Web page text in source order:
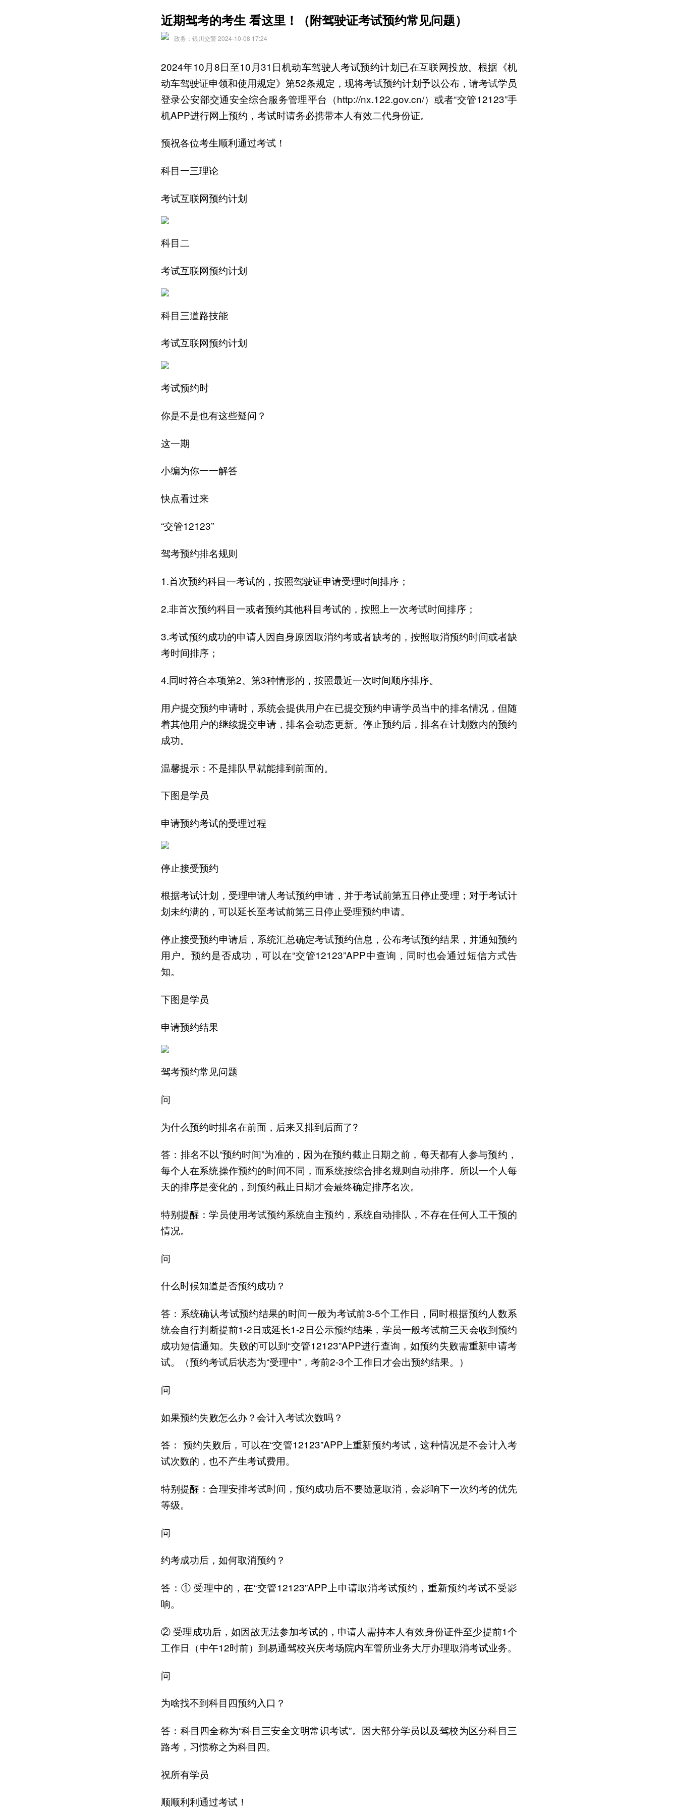
近期驾考的考生 看这里！（附驾驶证考试预约常见问题）
政务：银川交警 2024-10-08 17:24
2024年10月8日至10月31日机动车驾驶人考试预约计划已在互联网投放。根据《机
动车驾驶证申领和使用规定》第52条规定，现将考试预约计划予以公布，请考试学员
登录公安部交通安全综合服务管理平台（http://nx.122.gov.cn/）或者“交管12123”手
机APP进行网上预约，考试时请务必携带本人有效二代身份证。
预祝各位考生顺利通过考试！
科目一三理论
考试互联网预约计划
科目二
考试互联网预约计划
科目三道路技能
考试互联网预约计划
考试预约时
你是不是也有这些疑问？
这一期
小编为你一一解答
快点看过来
“交管12123”
驾考预约排名规则
1.首次预约科目一考试的，按照驾驶证申请受理时间排序；
2.非首次预约科目一或者预约其他科目考试的，按照上一次考试时间排序；
3.考试预约成功的申请人因自身原因取消约考或者缺考的，按照取消预约时间或者缺
考时间排序；
4.同时符合本项第2、第3种情形的，按照最近一次时间顺序排序。
用户提交预约申请时，系统会提供用户在已提交预约申请学员当中的排名情况，但随
着其他用户的继续提交申请，排名会动态更新。停止预约后，排名在计划数内的预约
成功。
温馨提示：不是排队早就能排到前面的。
下图是学员
申请预约考试的受理过程
停止接受预约
根据考试计划，受理申请人考试预约申请，并于考试前第五日停止受理；对于考试计
划未约满的，可以延长至考试前第三日停止受理预约申请。
停止接受预约申请后，系统汇总确定考试预约信息，公布考试预约结果，并通知预约
用户。预约是否成功，可以在“交管12123”APP中查询，同时也会通过短信方式告
知。
下图是学员
申请预约结果
驾考预约常见问题
问
为什么预约时排名在前面，后来又排到后面了?
答：排名不以“预约时间”为准的，因为在预约截止日期之前，每天都有人参与预约，
每个人在系统操作预约的时间不同，而系统按综合排名规则自动排序。所以一个人每
天的排序是变化的，到预约截止日期才会最终确定排序名次。
特别提醒：学员使用考试预约系统自主预约，系统自动排队，不存在任何人工干预的
情况。
问
什么时候知道是否预约成功？
答：系统确认考试预约结果的时间一般为考试前3-5个工作日，同时根据预约人数系
统会自行判断提前1-2日或延长1-2日公示预约结果，学员一般考试前三天会收到预约
成功短信通知。失败的可以到“交管12123”APP进行查询，如预约失败需重新申请考
试。（预约考试后状态为“受理中”，考前2-3个工作日才会出预约结果。）
问
如果预约失败怎么办？会计入考试次数吗？
答： 预约失败后，可以在“交管12123”APP上重新预约考试，这种情况是不会计入考
试次数的，也不产生考试费用。
特别提醒：合理安排考试时间，预约成功后不要随意取消，会影响下一次约考的优先
等级。
问
约考成功后，如何取消预约？
答：① 受理中的，在“交管12123”APP上申请取消考试预约，重新预约考试不受影
响。
② 受理成功后，如因故无法参加考试的，申请人需持本人有效身份证件至少提前1个
工作日（中午12时前）到易通驾校兴庆考场院内车管所业务大厅办理取消考试业务。
问
为啥找不到科目四预约入口？
答：科目四全称为“科目三安全文明常识考试”。因大部分学员以及驾校为区分科目三
路考，习惯称之为科目四。
祝所有学员
顺顺利利通过考试！